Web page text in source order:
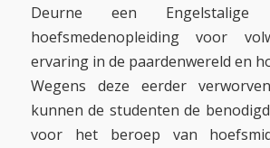
Deurne een Engelstalige
hoefsmedenopleiding voor
ervaring in de paardenwereld en
Wegens deze eerder
kunnen de studenten de
voor het beroep van